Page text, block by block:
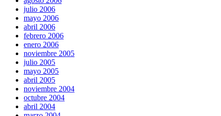
julio 2006
mayo 2006
abril 2006
febrero 2006
enero 2006
noviembre 2005
julio 2005
mayo 2005
abril 2005
noviembre 2004
octubre 2004
abril 2004